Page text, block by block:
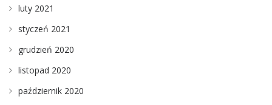
luty 2021
styczeń 2021
grudzień 2020
listopad 2020
październik 2020